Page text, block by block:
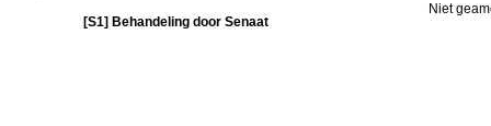
[S1] Behandeling door Senaat
Niet